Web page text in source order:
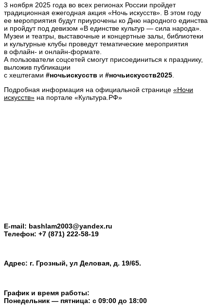
3 ноября 2025 года во всех регионах России пройдет
традиционная ежегодная акция «Ночь искусств». В этом году
ее мероприятия будут приурочены ко Дню народного единства
и пройдут под девизом «В единстве культур — сила народа».
Музеи и театры, выставочные и концертные залы, библиотеки
и культурные клубы проведут тематические мероприятия
в офлайн- и онлайн-формате.
А пользователи соцсетей смогут присоединиться к празднику,
выложив публикации
с хештегами #ночьискусств и #ночьискусств2025
Подробная информация на официальной странице «Ночи
искусств» на портале «Культура.РФ»
E-mail: bashlam2003@yandex.ru
Телефон: +7 (871) 222-58-19
Адрес: г. Грозный, ул Деловая, д. 19/65.
График и время работы:
Понедельник — пятница: с 09:00 до 18:00